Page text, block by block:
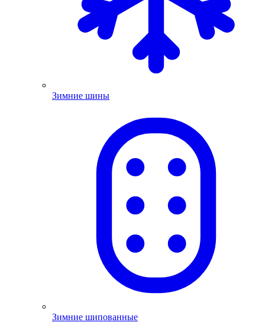
Зимние шины
Зимние шипованные